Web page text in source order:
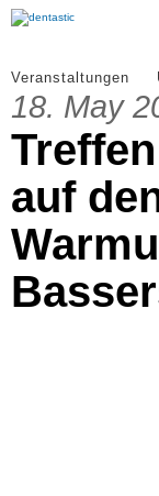
Veranstaltungen
18. May
auf